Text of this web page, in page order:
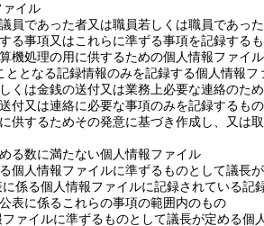
イル
員であった者又は職員若しくは職員であっ
る事項又はこれらに準ずる事項を記録する
機処理の用に供するための個人情報ファイル
ととなる記録情報のみを記録する個人情報フ
くは金銭の送付又は業務上必要な連絡のた
付又は連絡に必要な事項のみを記録するもの
供するためその発意に基づき作成し、又は
る数に満たない個人情報ファイル
個人情報ファイルに準ずるものとして議長
係る個人情報ファイルに記録されている
表に係るこれらの事項の範囲内のもの
ァイルに準ずるものとして議長が定める個